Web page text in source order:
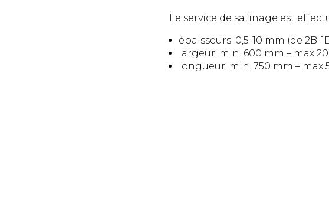
Le service de satinage est
épaisseurs: 0,5-10 mm (de 2B-
largeur: min. 600 mm – max
longueur: min. 750 mm – max